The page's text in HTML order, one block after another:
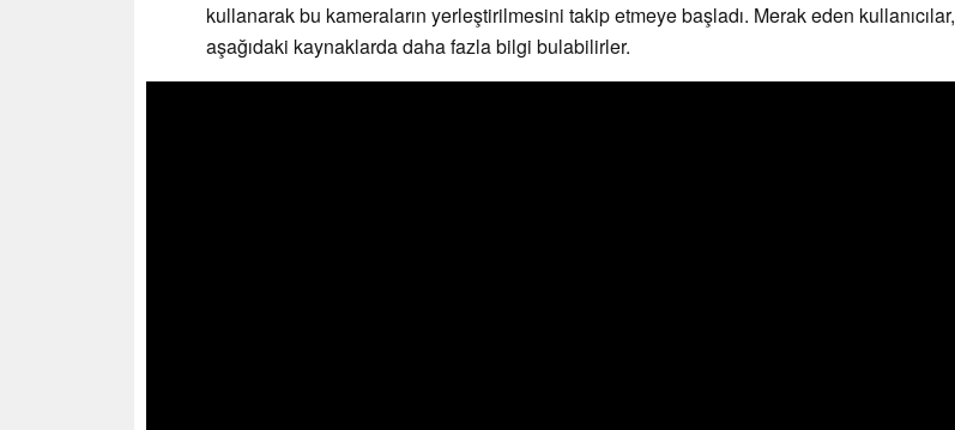
kullanarak bu kameraların yerleştirilmesini takip etmeye başladı. Merak eden kullanıcılar,
aşağıdaki kaynaklarda daha fazla bilgi bulabilirler.